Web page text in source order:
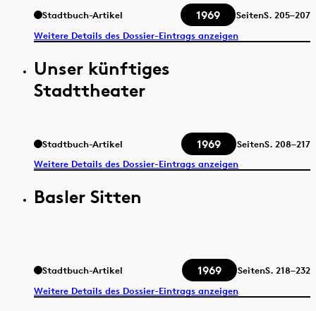
Stadtbuch-Artikel 1969 SeitenS. 205–207
Weitere Details des Dossier-Eintrags anzeigen
Unser künftiges
Stadttheater
Stadtbuch-Artikel 1969 SeitenS. 208–217
Weitere Details des Dossier-Eintrags anzeigen
Basler Sitten
Stadtbuch-Artikel 1969 SeitenS. 218–232
Weitere Details des Dossier-Eintrags anzeigen